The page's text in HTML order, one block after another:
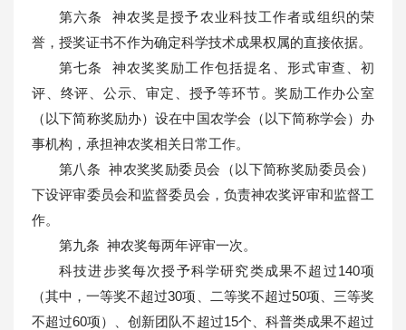
第六条 神农奖是授予农业科技工作者或组织的荣
誉，授奖证书不作为确定科学技术成果权属的直接依据。
第七条 神农奖奖励工作包括提名、形式审查、初
评、终评、公示、审定、授予等环节。奖励工作办公室
（以下简称奖励办）设在中国农学会（以下简称学会）办
事机构，承担神农奖相关日常工作。
第八条 神农奖奖励委员会（以下简称奖励委员会）
下设评审委员会和监督委员会，负责神农奖评审和监督工
作。
第九条 神农奖每两年评审一次。
科技进步奖每次授予科学研究类成果不超过140项
（其中，一等奖不超过30项、二等奖不超过50项、三等奖
不超过60项）、创新团队不超过15个、科普类成果不超过